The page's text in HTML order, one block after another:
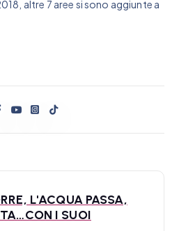
altre 7 aree si sono aggiunte a
L'ACQUA PASSA,
I SUOI